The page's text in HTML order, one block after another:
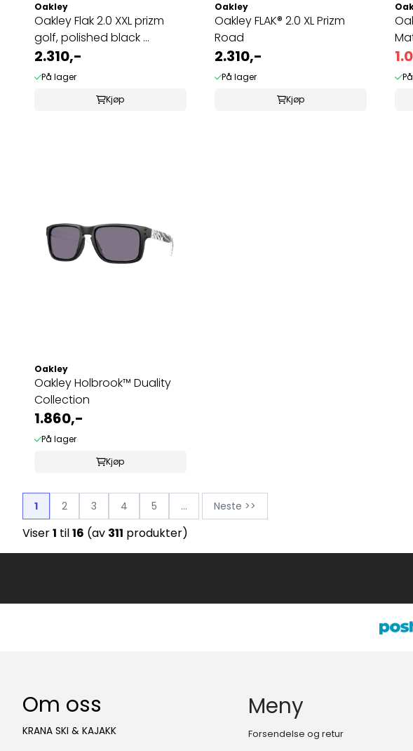
Oakley
Oakley Flak 2.0 XXL prizm
golf, polished black ...
2.310,-
På lager
Kjøp
Oakley
Oakley FLAK® 2.0 XL Prizm
Road
2.310,-
På lager
Kjøp
Oakley
Oakley Holbrook™ Duality
Collection
1.860,-
På lager
Kjøp
1 2 3 4 5 ... Neste >>
Viser1 til16 (av 311 produkter)
Om oss
KRANA SKI & KAJAKK
Meny
Forsendelse og retur